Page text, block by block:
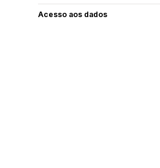
Acesso aos dados